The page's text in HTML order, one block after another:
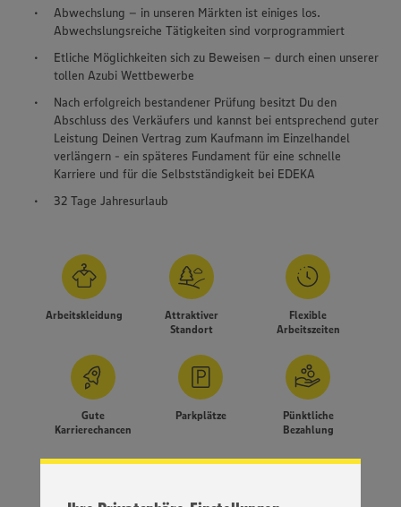
Wir setzen Cookies und andere Technologien ein, um Ihnen
ein bestmögliches Nutzungserlebnis unserer Website zu
ermöglichen. Wir verwenden Ihre Daten, um unsere
Website zu personalisieren und Ihnen möglichst relevante
Cookies und anderer Technologien ist freiwillig und kann
Abwechslung – in unseren Märkten ist einiges los.
Abwechslungsreiche Tätigkeiten sind vorprogrammiert
Etliche Möglichkeiten sich zu Beweisen – durch einen unserer
tollen Azubi Wettbewerbe
Nach erfolgreich bestandener Prüfung besitzt Du den
Abschluss des Verkäufers und kannst bei entsprechend guter
Leistung Deinen Vertrag zum Kaufmann im Einzelhandel
verlängern - ein späteres Fundament für eine schnelle
Karriere und für die Selbstständigkeit bei EDEKA
32 Tage Jahresurlaub
Arbeitskleidung
Attraktiver
Standort
Flexible
Arbeitszeiten
Gute
Karrierechancen
Parkplätze
Pünktliche
Bezahlung